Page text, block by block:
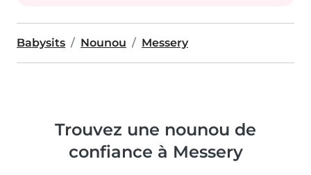
Babysits Nounou Messery
Trouvez une nounou de
confiance à Messery